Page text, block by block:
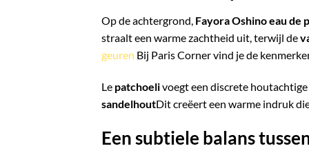
Op de achtergrond, Fayora Oshino eau de
straalt een warme zachtheid uit, terwijl de
geuren Bij Paris Corner vind je de
Le patchoelivoegt een discrete
sandelhoutDit creëert een warme indruk
Een subtiele balans